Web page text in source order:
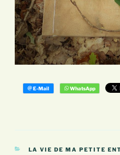
CATÉGORIES
LA VIE DE MA PETITE